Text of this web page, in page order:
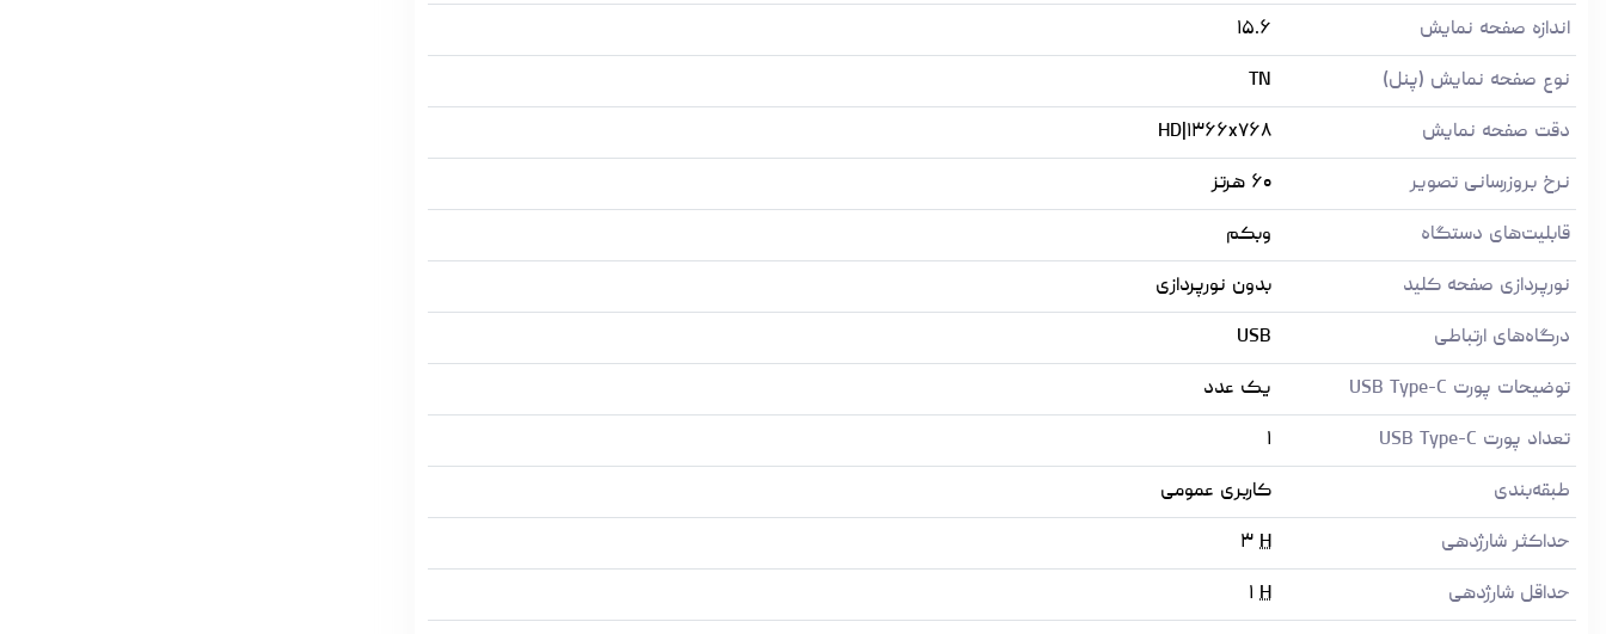
اندازه صفحه نمایش
۱۵.۶
نوع صفحه نمایش (پنل)
TN
دقت صفحه نمایش
HD|۱۳۶۶x۷۶۸
نرخ بروزرسانی تصویر
۶۰ هرتز
قابلیت‌های دستگاه
وبکم
نورپردازی صفحه کلید
بدون نورپردازی
درگاه‌های ارتباطی
USB
توضیحات پورت USB Type-C
یک عدد
تعداد پورت USB Type-C
۱
طبقه‌بندی
کاربری عمومی
حداکثر شارژدهی
۳ H
حداقل شارژدهی
۱ H